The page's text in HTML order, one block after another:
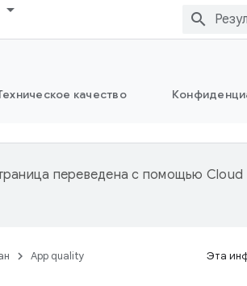
качество
переведена с помощью Cloud
App quality
Эта